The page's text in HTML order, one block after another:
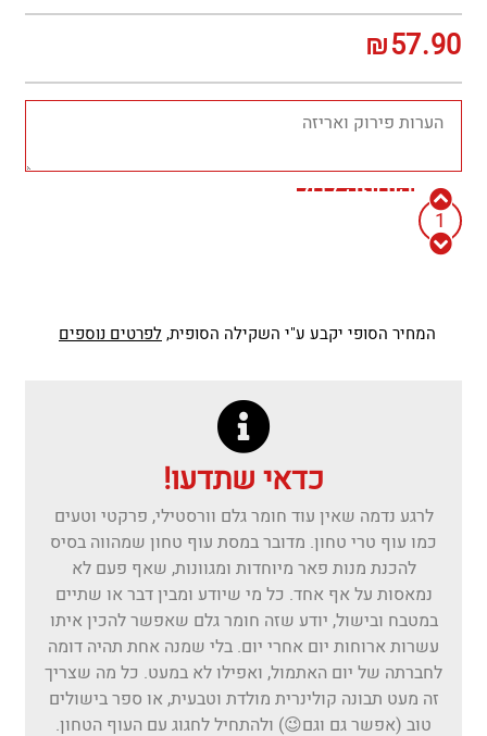
₪57.90
הוספה לסל
המחיר הסופי יקבע ע"י השקילה הסופית,לפרטים נוספים
כדאי שתדעו!
לרגע נדמה שאין עוד חומר גלם וורסטילי, פרקטי וטעים
כמו עוף טרי טחון. מדובר במסת עוף טחון שמהווה בסיס
להכנת מנות פאר מיוחדות ומגוונות, שאף פעם לא
נמאסות על אף אחד. כל מי שיודע ומבין דבר או שתיים
במטבח ובישול, יודע שזה חומר גלם שאפשר להכין איתו
עשרות ארוחות יום אחרי יום. בלי שמנה אחת תהיה דומה
לחברתה של יום האתמול, ואפילו לא במעט. כל מה שצריך
זה מעט תבונה קולינרית מולדת וטבעית, או ספר בישולים
טוב (אפשר גם וגם😉) ולהתחיל לחגוג עם העוף הטחון.